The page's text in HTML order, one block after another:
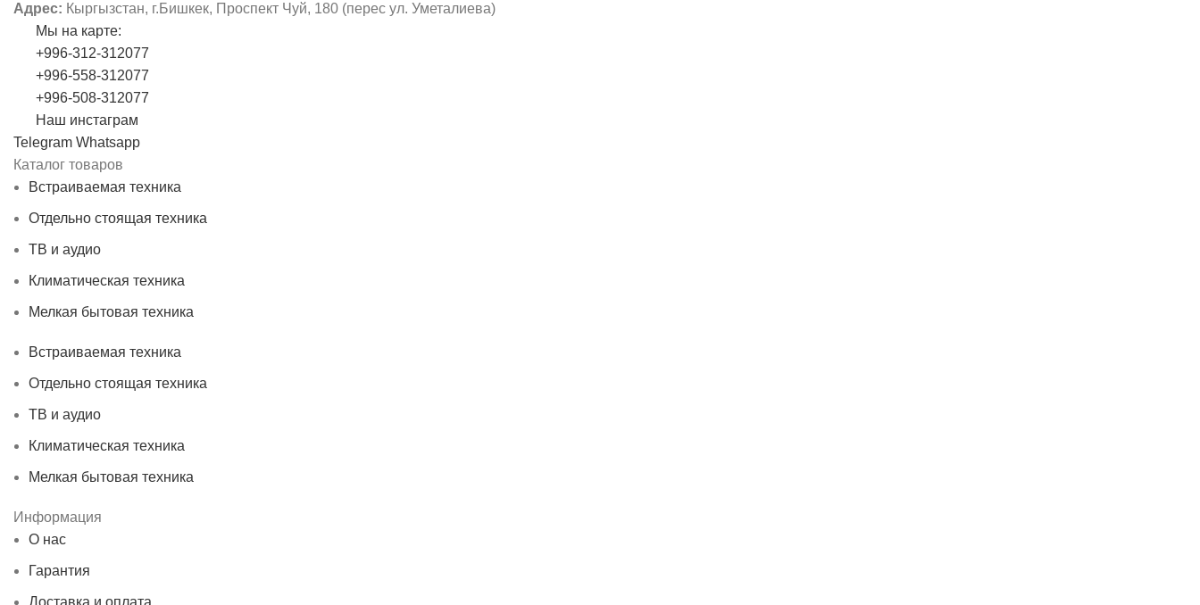
Адрес: Кыргызстан, г.Бишкек, Проспект Чуй, 180 (перес ул. Уметалиева)
Мы на карте:
+996-312-312077
+996-558-312077
+996-508-312077
Наш инстаграм
Telegram Whatsapp
Каталог товаров
Встраиваемая техника
Отдельно стоящая техника
ТВ и аудио
Климатическая техника
Мелкая бытовая техника
Встраиваемая техника
Отдельно стоящая техника
ТВ и аудио
Климатическая техника
Мелкая бытовая техника
Информация
О нас
Гарантия
Доставка и оплата